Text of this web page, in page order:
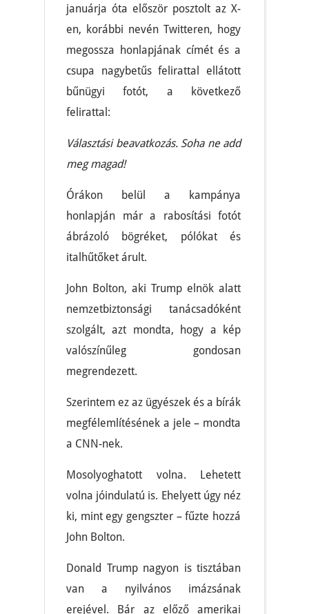
januárja óta először posztolt az X-
en, korábbi nevén Twitteren, hogy
megossza honlapjának címét és a
csupa nagybetűs felirattal ellátott
bűnügyi fotót, a következő
felirattal:
Választási beavatkozás. Soha ne add
meg magad!
Órákon belül a kampánya
honlapján már a rabosítási fotót
ábrázoló bögréket, pólókat és
italhűtőket árult.
John Bolton, aki Trump elnök alatt
nemzetbiztonsági tanácsadóként
szolgált, azt mondta, hogy a kép
valószínűleg gondosan
megrendezett.
Szerintem ez az ügyészek és a bírák
megfélemlítésének a jele – mondta
a CNN-nek.
Mosolyoghatott volna. Lehetett
volna jóindulatú is. Ehelyett úgy néz
ki, mint egy gengszter – fűzte hozzá
John Bolton.
Donald Trump nagyon is tisztában
van a nyilvános imázsának
erejével. Bár az előző amerikai